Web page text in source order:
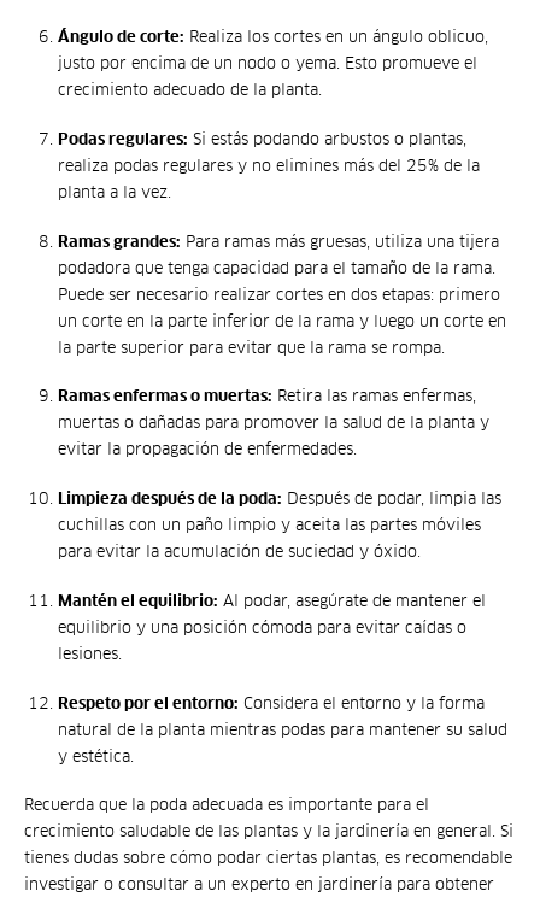
Ángulo de corte: Realiza los cortes en un ángulo oblicuo,
justo por encima de un nodo o yema. Esto promueve el
crecimiento adecuado de la planta.
Podas regulares: Si estás podando arbustos o plantas,
realiza podas regulares y no elimines más del 25% de la
planta a la vez.
Ramas grandes: Para ramas más gruesas, utiliza una tijera
podadora que tenga capacidad para el tamaño de la rama.
Puede ser necesario realizar cortes en dos etapas: primero
un corte en la parte inferior de la rama y luego un corte en
la parte superior para evitar que la rama se rompa.
Ramas enfermas o muertas: Retira las ramas enfermas,
muertas o dañadas para promover la salud de la planta y
evitar la propagación de enfermedades.
Limpieza después de la poda: Después de podar, limpia las
cuchillas con un paño limpio y aceita las partes móviles
para evitar la acumulación de suciedad y óxido.
Mantén el equilibrio: Al podar, asegúrate de mantener el
equilibrio y una posición cómoda para evitar caídas o
lesiones.
Respeto por el entorno: Considera el entorno y la forma
natural de la planta mientras podas para mantener su salud
y estética.
Recuerda que la poda adecuada es importante para el
crecimiento saludable de las plantas y la jardinería en general. Si
tienes dudas sobre cómo podar ciertas plantas, es recomendable
investigar o consultar a un experto en jardinería para obtener